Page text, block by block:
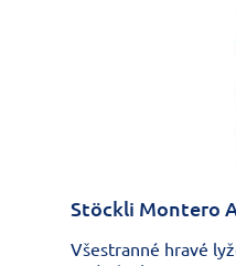
Stöckli Montero
Všestranné hravé